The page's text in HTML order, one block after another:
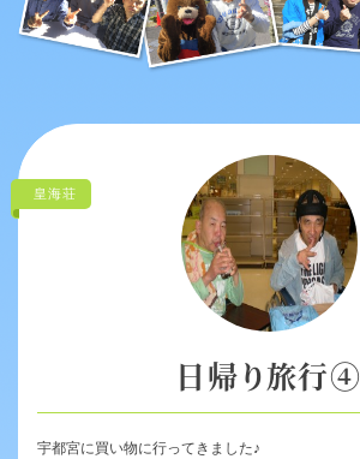
皇海荘
日帰り旅行④
宇都宮に買い物に行ってきました♪